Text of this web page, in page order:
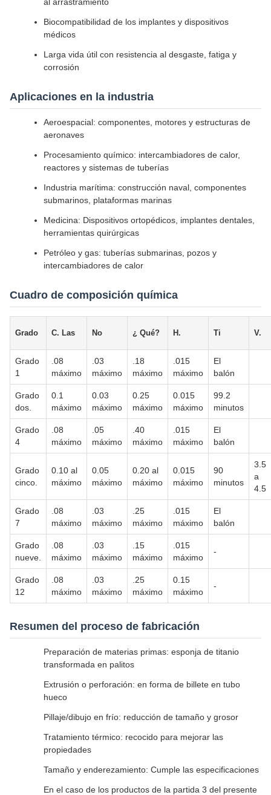
Biocompatibilidad de los implantes y dispositivos
médicos
Larga vida útil con resistencia al desgaste, fatiga y
corrosión
Aplicaciones en la industria
Aeroespacial: componentes, motores y estructuras de
aeronaves
Procesamiento químico: intercambiadores de calor,
reactores y sistemas de tuberías
Industria marítima: construcción naval, componentes
submarinos, plataformas marinas
Medicina: Dispositivos ortopédicos, implantes dentales,
herramientas quirúrgicas
Petróleo y gas: tuberías submarinas, pozos y
intercambiadores de calor
Cuadro de composición química
Grado C. Las No ¿ Qué? H. Ti V.
Grado
1
.08
máximo
.03
máximo
.18
máximo
.015
máximo
El
balón
Grado
dos.
0.1
máximo
0.03
máximo
0.25
máximo
0.015
máximo
99.2
minutos
Grado
4
.08
máximo
.05
máximo
.40
máximo
.015
máximo
El
balón
Grado
cinco.
0.10 al
máximo
0.05
máximo
0.20 al
máximo
0.015
máximo
90
minutos
3.5
a
4.5
Grado
7
.08
máximo
.03
máximo
.25
máximo
.015
máximo
El
balón
Grado
nueve.
.08
máximo
.03
máximo
.15
máximo
.015
máximo
-
Grado
12
.08
máximo
.03
máximo
.25
máximo
0.15
máximo
-
Resumen del proceso de fabricación
Preparación de materias primas: esponja de titanio
transformada en palitos
Extrusión o perforación: en forma de billete en tubo
hueco
Pillaje/dibujo en frío: reducción de tamaño y grosor
Tratamiento térmico: recocido para mejorar las
propiedades
Tamaño y enderezamiento: Cumple las especificaciones
En el caso de los productos de la partida 3 del presente